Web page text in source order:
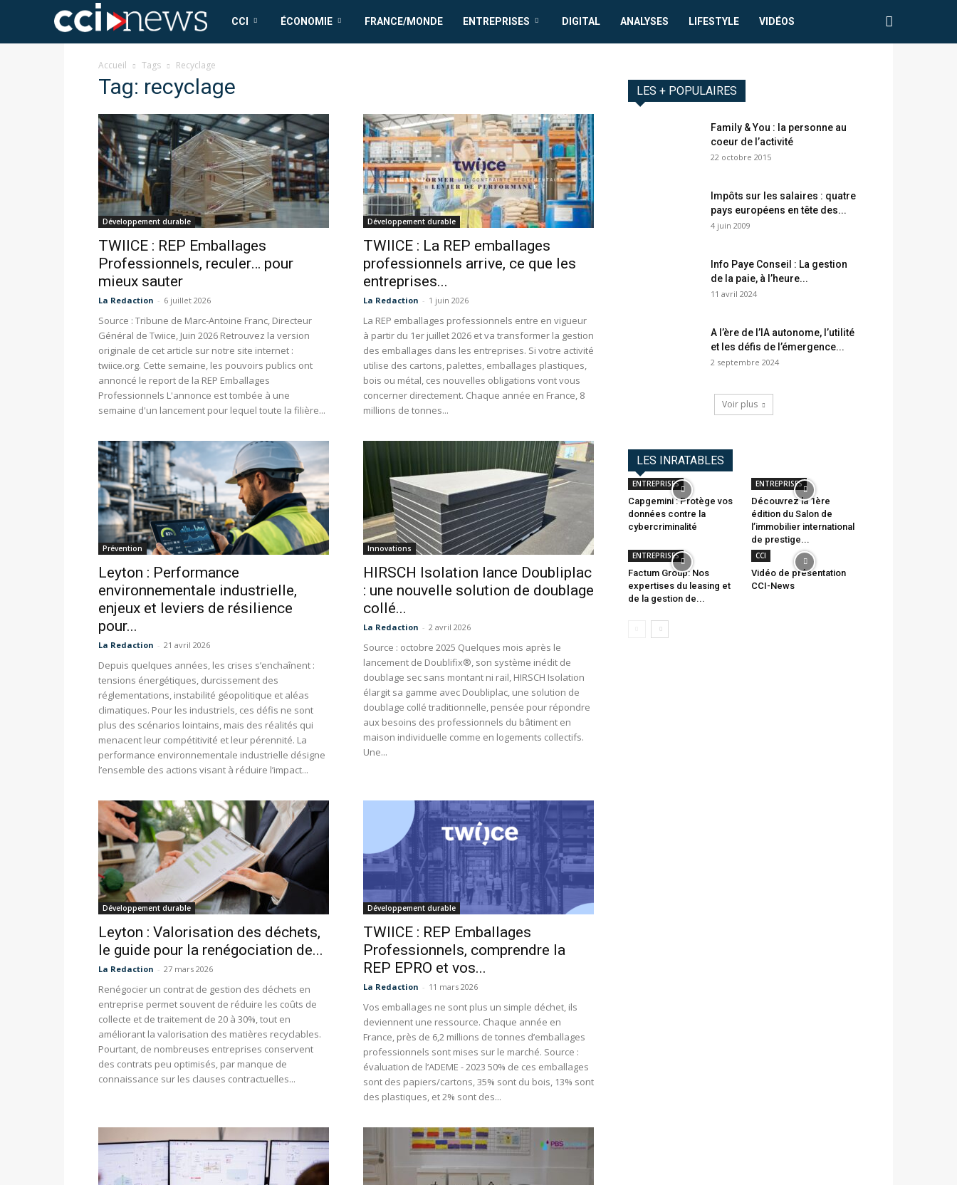
CCICCI ÉCONOMIE FRANCE/MONDE ENTREPRISES DIGITAL ANALYSES LIFESTYLE VIDÉOS
Accueil Tags Recyclage
Tag: recyclage
Développement durable
TWIICE : REP Emballages
Professionnels, reculer… pour
mieux sauter
La Redaction - 6 juillet 2026
Source : Tribune de Marc-Antoine Franc, Directeur
Général de Twiice, Juin 2026 Retrouvez la version
originale de cet article sur notre site internet :
twiice.org. Cette semaine, les pouvoirs publics ont
annoncé le report de la REP Emballages
Professionnels L'annonce est tombée à une
semaine d'un lancement pour lequel toute la filière...
Développement durable
TWIICE : La REP emballages
professionnels arrive, ce que les
entreprises...
La Redaction - 1 juin 2026
La REP emballages professionnels entre en vigueur
à partir du 1er juillet 2026 et va transformer la gestion
des emballages dans les entreprises. Si votre activité
utilise des cartons, palettes, emballages plastiques,
bois ou métal, ces nouvelles obligations vont vous
concerner directement. Chaque année en France, 8
millions de tonnes...
Prévention
Leyton : Performance
environnementale industrielle,
enjeux et leviers de résilience
pour...
La Redaction - 21 avril 2026
Depuis quelques années, les crises s’enchaînent :
tensions énergétiques, durcissement des
réglementations, instabilité géopolitique et aléas
climatiques. Pour les industriels, ces défis ne sont
plus des scénarios lointains, mais des réalités qui
menacent leur compétitivité et leur pérennité. La
performance environnementale industrielle désigne
l’ensemble des actions visant à réduire l’impact...
Innovations
HIRSCH Isolation lance Doubliplac
: une nouvelle solution de doublage
collé...
La Redaction - 2 avril 2026
Source : octobre 2025 Quelques mois après le
lancement de Doublifix®, son système inédit de
doublage sec sans montant ni rail, HIRSCH Isolation
élargit sa gamme avec Doubliplac, une solution de
doublage collé traditionnelle, pensée pour répondre
aux besoins des professionnels du bâtiment en
maison individuelle comme en logements collectifs.
Une...
Développement durable
Leyton : Valorisation des déchets,
le guide pour la renégociation de...
La Redaction - 27 mars 2026
Renégocier un contrat de gestion des déchets en
entreprise permet souvent de réduire les coûts de
collecte et de traitement de 20 à 30%, tout en
améliorant la valorisation des matières recyclables.
Pourtant, de nombreuses entreprises conservent
des contrats peu optimisés, par manque de
connaissance sur les clauses contractuelles...
Développement durable
TWIICE : REP Emballages
Professionnels, comprendre la
REP EPRO et vos...
La Redaction - 11 mars 2026
Vos emballages ne sont plus un simple déchet, ils
deviennent une ressource. Chaque année en
France, près de 6,2 millions de tonnes d’emballages
professionnels sont mises sur le marché. Source :
évaluation de l’ADEME - 2023 50% de ces emballages
sont des papiers/cartons, 35% sont du bois, 13% sont
des plastiques, et 2% sont des...
LES + POPULAIRES
Family & You : la personne au
coeur de l’activité
22 octobre 2015
Impôts sur les salaires : quatre
pays européens en tête des...
4 juin 2009
Info Paye Conseil : La gestion
de la paie, à l’heure...
11 avril 2024
A l’ère de l’IA autonome, l’utilité
et les défis de l’émergence...
2 septembre 2024
Voir plus
LES INRATABLES
ENTREPRISES
Capgemini : Protège vos
données contre la
cybercriminalité
ENTREPRISES
Découvrez la 1ère
édition du Salon de
l’immobilier international
de prestige...
ENTREPRISES
Factum Group: Nos
expertises du leasing et
de la gestion de...
CCI
Vidéo de présentation
CCI-News